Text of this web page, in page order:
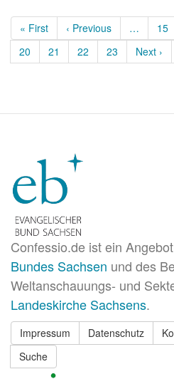
Seitennummerierung
Erste
Seite
« First
Vorherige
Seite
‹ Previous … Page
15
Page
20 Page
21 Page
22 Page
23
Nächste
Seite
Next ›
Confessio.de ist ein
Bundes Sachsen und des
Weltanschauungs- und
Landeskirche Sachsens.
Impressum Datenschutz
Suche